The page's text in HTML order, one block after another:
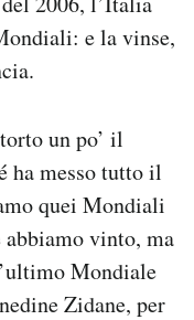
e la vinse,
un po’ il
ha messo tutto il
quei Mondiali
vinto, ma
Mondiale
Zidane, per